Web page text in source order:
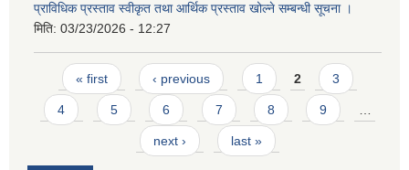
प्राविधिक प्रस्ताव स्वीकृत तथा आर्थिक प्रस्ताव खोल्ने सम्बन्धी सूचना ।
मिति: 03/23/2026 - 12:27
Pages
« first ‹ previous 1 2 3
4 5 6 7 8 9
next › last »